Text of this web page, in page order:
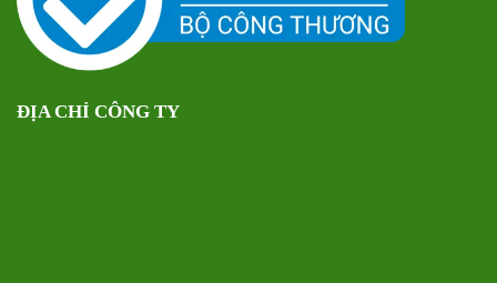
ĐỊA CHỈ CÔNG TY